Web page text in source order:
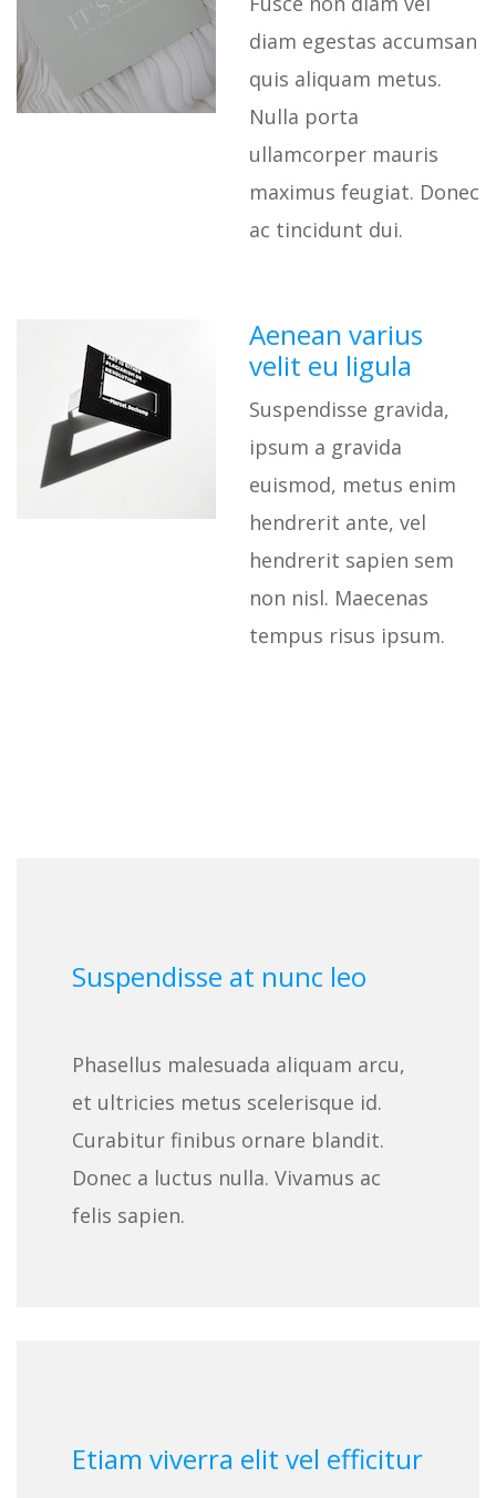
diam egestas accumsan
quis aliquam metus.
Nulla porta
ullamcorper mauris
maximus feugiat. Donec
ac tincidunt dui.
Aenean varius
velit eu ligula
Suspendisse gravida,
ipsum a gravida
euismod, metus enim
hendrerit ante, vel
hendrerit sapien sem
non nisl. Maecenas
tempus risus ipsum.
Suspendisse at nunc leo
Phasellus malesuada aliquam arcu,
et ultricies metus scelerisque id.
Curabitur finibus ornare blandit.
Donec a luctus nulla. Vivamus ac
felis sapien.
Etiam viverra elit vel efficitur